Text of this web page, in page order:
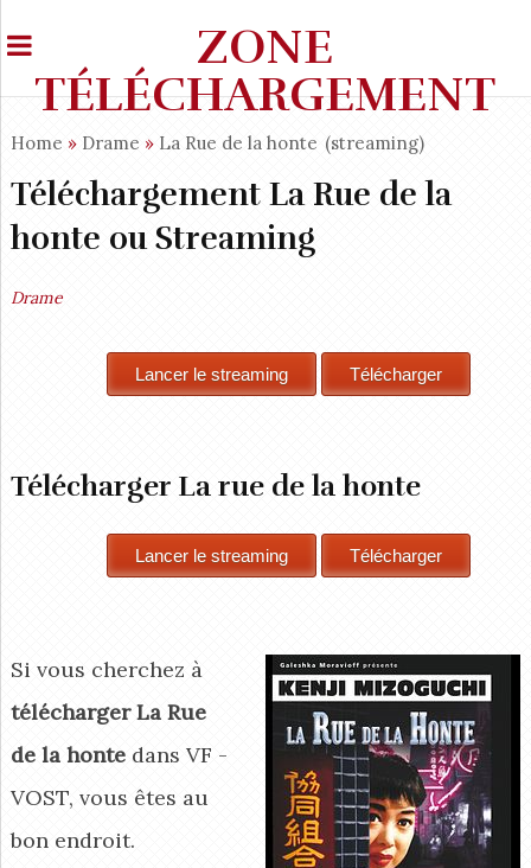
ZONE
TÉLÉCHARGEMENT
Home » Drame » La Rue de la honte (streaming)
Téléchargement La Rue de la
honte ou Streaming
Drame
Télécharger La rue de la honte
Si vous cherchez à
télécharger La Rue
de la hontedans VF -
VOST, vous êtes au
bon endroit.